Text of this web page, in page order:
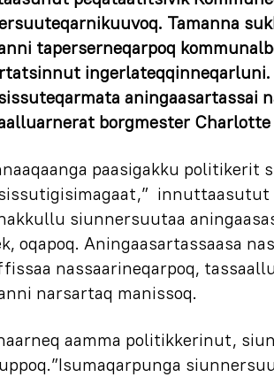
Tamanna
taperserneqarpoq
aningaasartassai
borgmester
paasigakku politikerit
siunnersuutaa
oqapoq. Aningaasartassaasa
nassaarineqarpoq,
narsartaq manissoq.
aamma politikkerinut,